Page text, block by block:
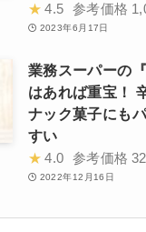
★ 4.5 参考価格
2023年6月17日
業務スーパーの
はあれば重宝！
ナック菓子にも
すい
★ 4.0 参考価格
2022年12月16日